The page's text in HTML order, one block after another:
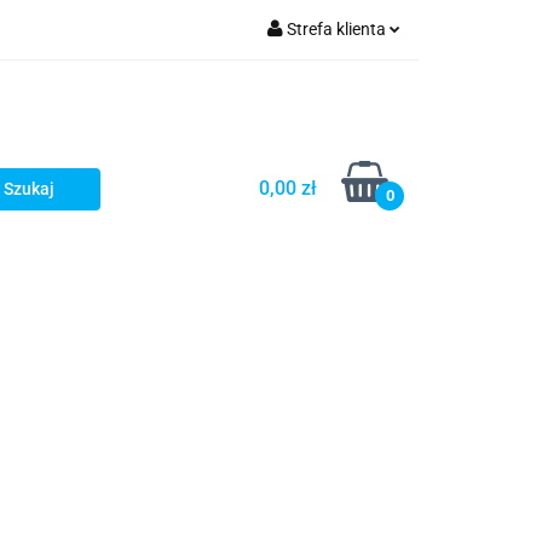
Strefa klienta
Dodaj zgłoszenie
0,00 zł 0